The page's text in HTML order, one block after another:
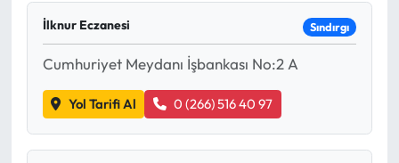
İlknur Eczanesi Sındırgı
Cumhuriyet Meydanı İşbankası No:2 A
Yol Tarifi Al 0 (266) 516 40 97